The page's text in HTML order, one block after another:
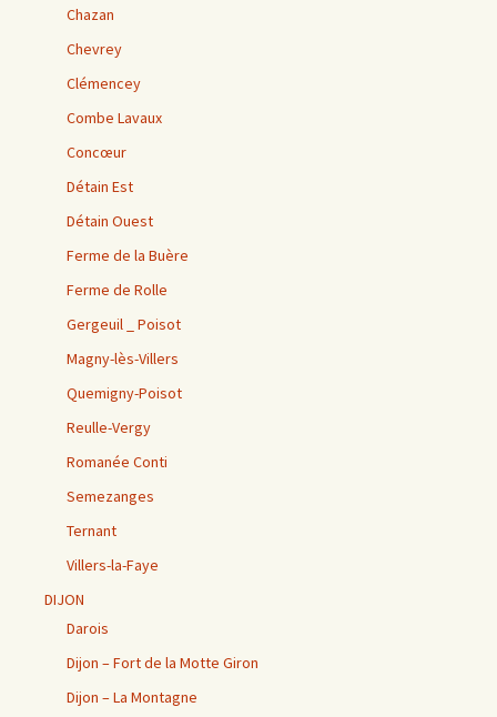
Chazan
Chevrey
Clémencey
Combe Lavaux
Concœur
Détain Est
Détain Ouest
Ferme de la Buère
Ferme de Rolle
Gergeuil _ Poisot
Magny-lès-Villers
Quemigny-Poisot
Reulle-Vergy
Romanée Conti
Semezanges
Ternant
Villers-la-Faye
DIJON
Darois
Dijon – Fort de la Motte Giron
Dijon – La Montagne